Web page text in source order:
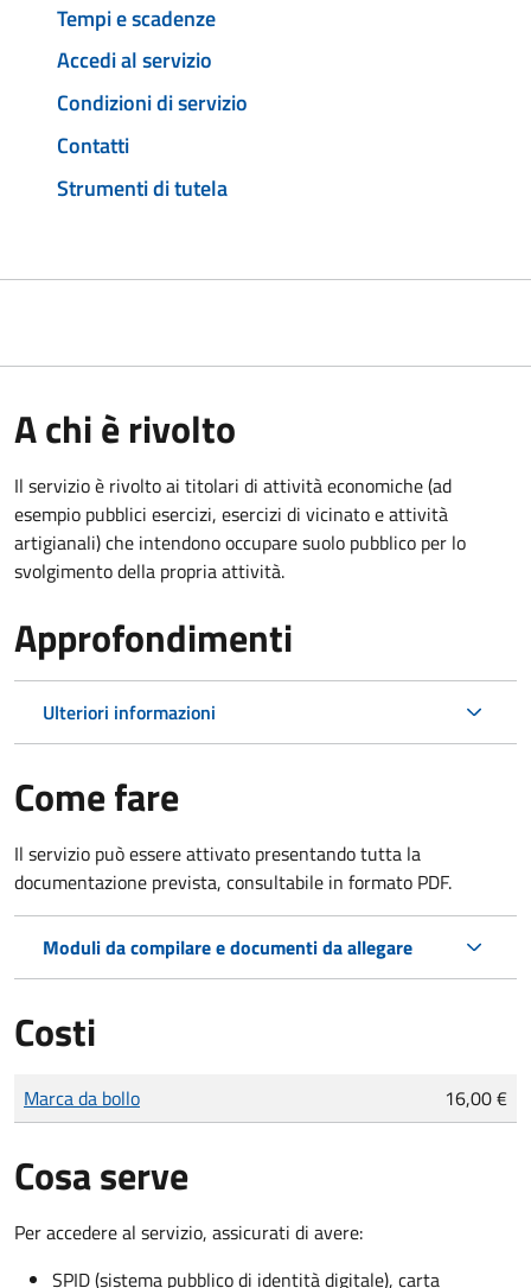
Tempi e scadenze
Accedi al servizio
Condizioni di servizio
Contatti
Strumenti di tutela
A chi è rivolto
Il servizio è rivolto ai titolari di attività economiche (ad
esempio pubblici esercizi, esercizi di vicinato e attività
artigianali) che intendono occupare suolo pubblico per lo
svolgimento della propria attività.
Approfondimenti
Ulteriori informazioni
Come fare
Il servizio può essere attivato presentando tutta la
documentazione prevista, consultabile in formato PDF.
Moduli da compilare e documenti da allegare
Costi
Tipo di pagamento
Importo
Marca da bollo 16,00 €
Cosa serve
Per accedere al servizio, assicurati di avere:
SPID (sistema pubblico di identità digitale), carta